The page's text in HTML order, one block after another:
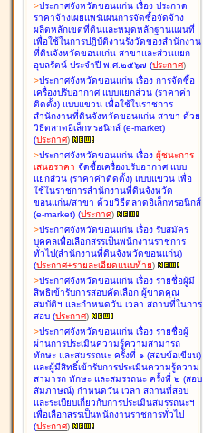
>ประกาศจังหวัดขอนแก่น เรื่อง ประกวด
ราคาจ้างเผยแพร่แผนการจัดซื้อจัดจ้าง
ผลิตหลักเขตที่ดินและหมุดหลักฐานแผนที่
เพื่อใช้ในการปฏิบัติงานรังวัดของสำนักงาน
ที่ดินจังหวัดขอนแก่น สาขาและส่วนแยก
อุบลรัตน์ ประจำปี พ.ศ.๒๕๖๗ (ประกาศ)
>ประกาศจังหวัดขอนแก่น เรื่อง การจัดซื้อ
เครื่องปรับอากาศ แบบแยกส่วน (ราคาค่า
ติดตั้ง) แบบแขวน เพื่อใช้ในราชการ
สำนักงานที่ดินจังหวัดขอนแก่น สาขา ด้วย
วิธีตลาดอิเล็กทรอนิกส์ (e-market)
(ประกาศ)
>ประกาศจังหวัดขอนแก่น เรื่อง ผู้ชนะการ
เสนอราคา จัดซื้อเครื่องปรับอากาศ แบบ
แยกส่วน (ราคาค่าติดตั้ง) แบบแขวน เพื่อ
ใช้ในราชการสำนักงานที่ดินจังหวัด
ขอนแก่น/สาขา ด้วยวิธีตลาดอิเล็กทรอนิกส์
(e-market) (ประกาศ)
>ประกาศจังหวัดขอนแก่น เรื่อง รับสมัคร
บุคคลเพื่อเลือกสรรเป็นพนักงานราชการ
ทั่วไป(สำนักงานที่ดินจังหวัดขอนแก่น)
(ประกาศ+รายละเอียดแนบท้าย)
>ประกาศจังหวัดขอนแก่น เรื่อง รายชื่อผู้มี
สิทธิเข้ารับการสอบคัดเลือก ผู้ขาดคุณ
สมบัติฯ และกำหนดวัน เวลา สถานที่ในการ
สอบ (ประกาศ)
>ประกาศจังหวัดขอนแก่น เรื่อง รายชื่อผู้
ผ่านการประเมินความรู้ความสามารถ
ทักษะ และสมรรถนะ ครั้งที่ ๑ (สอบข้อเขียน)
และผู้มีสิทธิ์เข้ารับการประเมินความรู้ความ
สามารถ ทักษะ และสมรรถนะ ครั้งที่ ๒ (สอบ
สัมภาษณ์) กำหนดวัน เวลา สถานที่สอบ
และระเบียบเกี่ยวกับการประเมินสมรรถนะฯ
เพื่อเลือกสรรเป็นพนักงานราชการทั่วไป
(ประกาศ)